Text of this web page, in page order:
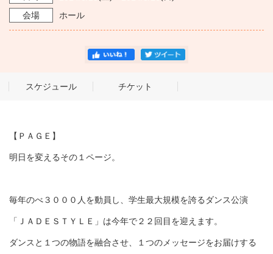
会場
ホール
スケジュール チケット
【ＰＡＧＥ】
明日を変えるその１ページ。
毎年のべ３０００人を動員し、学生最大規模を誇るダンス公演
「ＪＡＤＥＳＴＹＬＥ」は今年で２２回目を迎えます。
ダンスと１つの物語を融合させ、１つのメッセージをお届けする